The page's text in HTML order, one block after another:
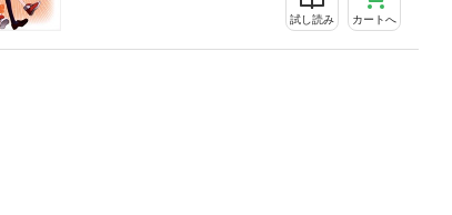
試し読み カートへ